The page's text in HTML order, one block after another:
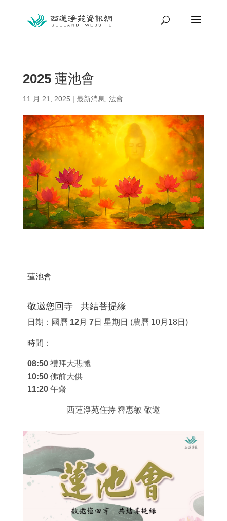
2025 蓮池會
11 月 21, 2025 | 最新消息 法會
蓮池會
敬邀您回寺 共結菩提緣
日期： 國曆 12月 7日 星期日 (農曆 10月18日)
時間：
08:50 禮拜大悲懺
10:50 佛前大供
11:20 午齋
西蓮淨苑住持 釋惠敏 敬邀